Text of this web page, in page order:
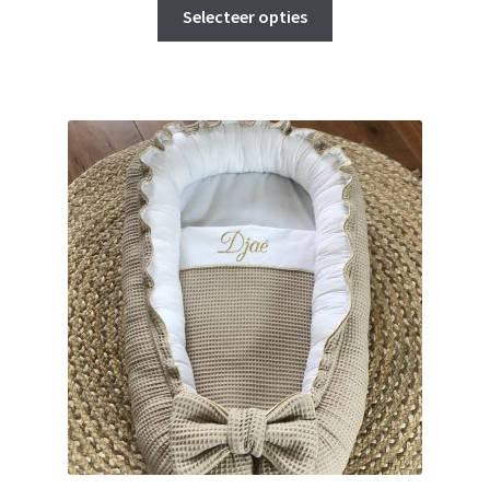
tot
€ 109,98
Selecteer opties
Deze
optie
kan
gekozen
worden
op
de
productpagina